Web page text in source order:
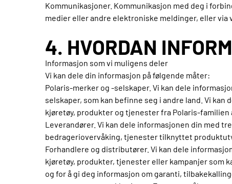
Kommunikasjoner. Kommunikasjon med deg i
medier eller andre elektroniske meldinger, eller via
4. HVORDAN
Informasjon som vi muligens deler
Vi kan dele din informasjon på følgende måter:
Polaris-merker og -selskaper. Vi kan dele
selskaper, som kan befinne seg i andre land. Vi
kjøretøy, produkter og tjenester fra Polaris-
Leverandører. Vi kan dele informasjonen din med
bedrageriovervåking, tjenester tilknyttet
Forhandlere og distributører. Vi kan dele
kjøretøy, produkter, tjenester eller kampanjer som
og for å gi deg informasjon om garanti,